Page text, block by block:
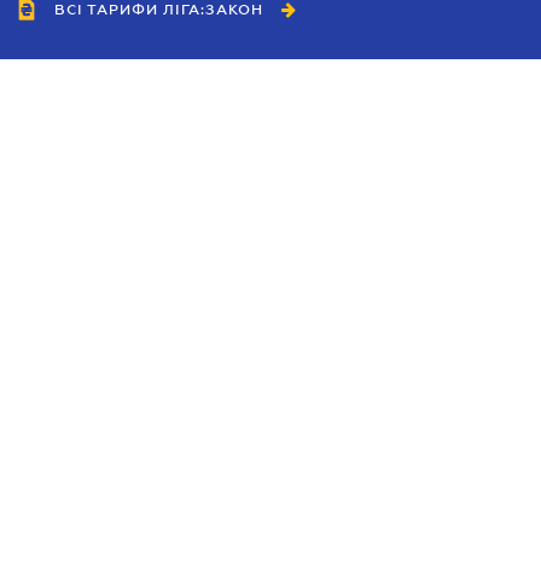
ВСІ ТАРИФИ ЛІГА:ЗАКОН